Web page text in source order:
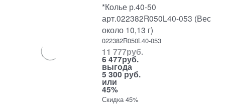
*Колье р.40-50
арт.022382R050L40-053 (Вес
около 10,13 г)
022382R050L40-053
11 777руб.
6 477руб.
выгода
5 300 руб.
или
45%
Скидка 45%